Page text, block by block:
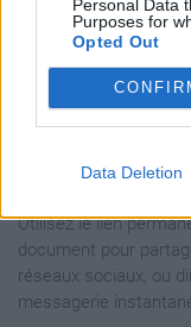
Personal Data
Purposes for
Opted Out
Data Deletion
Faire un
Utilisez le lien
document pour
réseaux sociaux, ou
messagerie